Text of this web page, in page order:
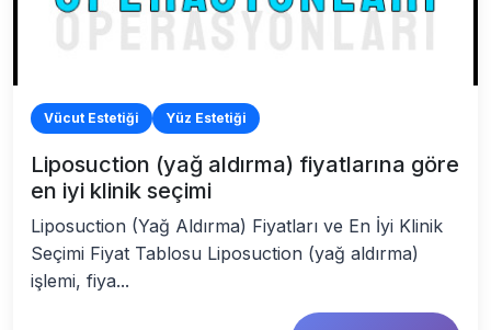
Vücut Estetiği Yüz Estetiği
Liposuction (yağ aldırma) fiyatlarına göre
en iyi klinik seçimi
Liposuction (Yağ Aldırma) Fiyatları ve En İyi Klinik
Seçimi Fiyat Tablosu Liposuction (yağ aldırma)
işlemi, fiya...